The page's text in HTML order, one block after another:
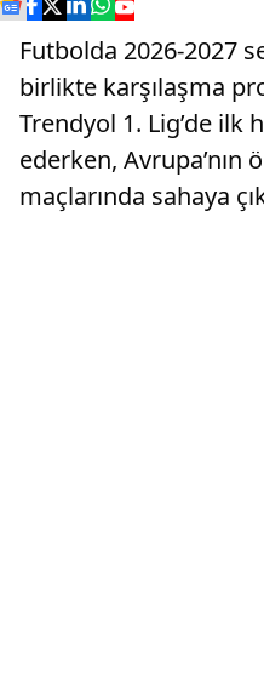
Futbolda 2026-2027
birlikte karşılaşma
Trendyol 1. Lig’de ilk
ederken, Avrupa’nın
maçlarında sahaya